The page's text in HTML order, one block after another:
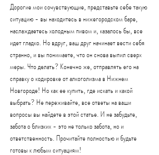
Дорогие мои сочувствующие, представьте себе такую
ситуацию - вы находитесь в нижегородском баре,
наслаждаетесь холодным пивом и, казалось бы, все
идет гладко. Но вдруг, ваш друг начинает вести себя
странно, и вы понимаете, что он снова выпил сверх
меры. Что делать? Конечно же, отправлять его на
справку о кодировке от алкоголизма в Нижнем
Новгороде! Но как ее купить, где искать и какой
выбрать? Не переживайте, все ответы на ваши
вопросы вы найдете в этой статье. И не забудьте,
забота о близких - это не только забота, но и
ответственность. Прочитайте полностью и будьте
готовы к любым ситуациям!